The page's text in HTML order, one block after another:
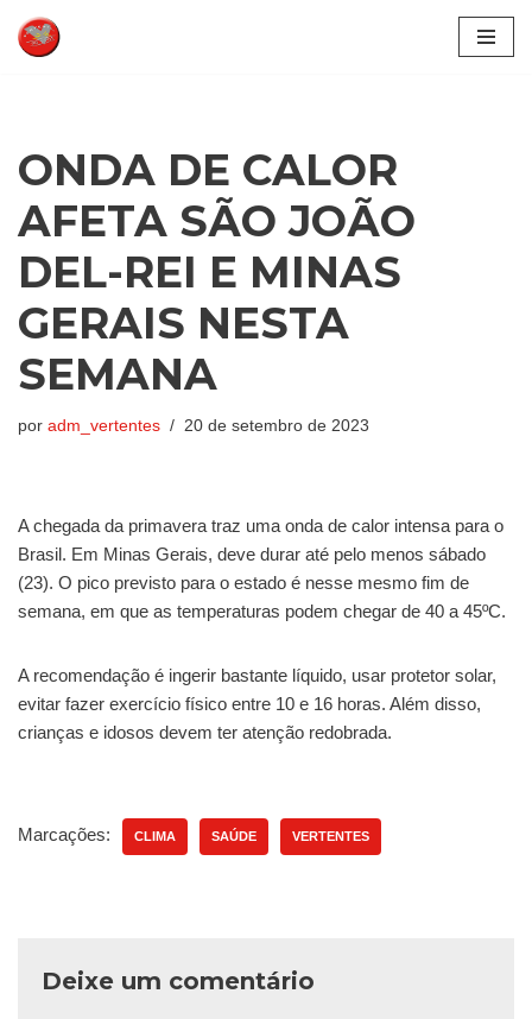
Pular
ONDA DE CALOR
AFETA SÃO JOÃO
DEL-REI E MINAS
GERAIS NESTA
SEMANA
por adm_vertentes 20 de setembro de 2023
A chegada da primavera traz uma onda de calor intensa para o
Brasil. Em Minas Gerais, deve durar até pelo menos sábado
(23). O pico previsto para o estado é nesse mesmo fim de
semana, em que as temperaturas podem chegar de 40 a 45ºC.
A recomendação é ingerir bastante líquido, usar protetor solar,
evitar fazer exercício físico entre 10 e 16 horas. Além disso,
crianças e idosos devem ter atenção redobrada.
Marcações: CLIMA SAÚDE VERTENTES
Deixe um comentário